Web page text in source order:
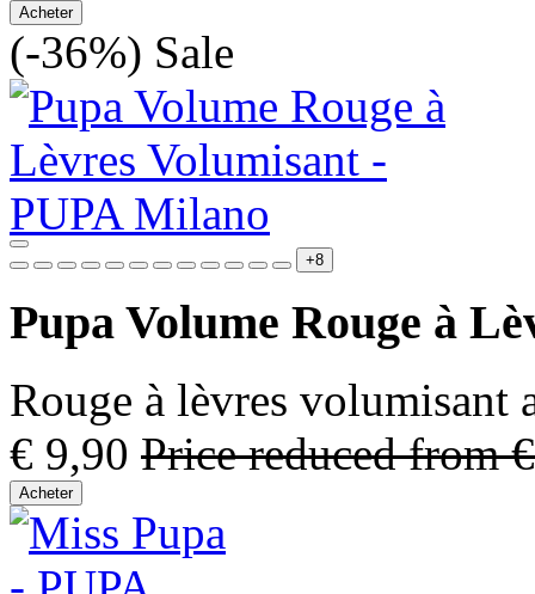
Acheter
(-36%) Sale
+8
Pupa Volume Rouge à
Rouge à lèvres volumisant
€ 9,90 Price reduced from
Acheter